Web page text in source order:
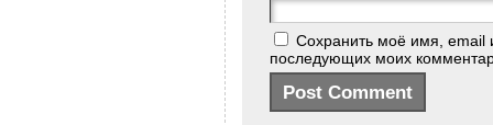
Сохранить моё имя, email
последующих моих